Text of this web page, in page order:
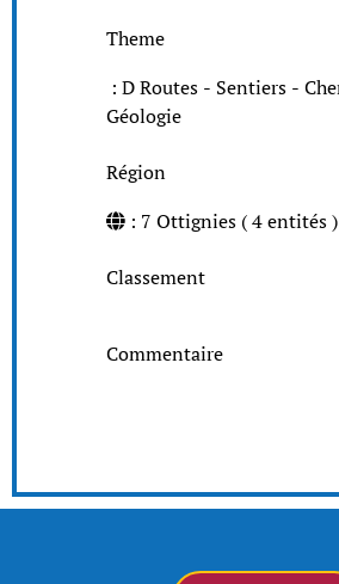
Theme
: D Routes - Sentiers - Chemins de fer -
Géologie
Région
: 7 Ottignies ( 4 entités )
Classement
Commentaire